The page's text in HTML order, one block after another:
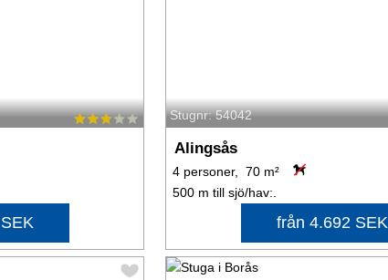
Stugnr: 54042
Alingsås
4 personer, 70 m²
500 m till sjö/hav:.
från 4.692 SEK